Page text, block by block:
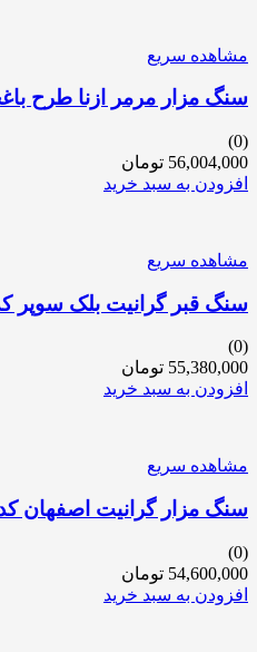
مشاهده سریع
سنگ مزار مرمر ازنا طرح باغچه
(0)
56,004,000 تومان
افزودن به سبد خرید
مشاهده سریع
سنگ قبر گرانیت بلک سوپر کد
(0)
55,380,000 تومان
افزودن به سبد خرید
مشاهده سریع
سنگ مزار گرانیت اصفهان کد
(0)
54,600,000 تومان
افزودن به سبد خرید